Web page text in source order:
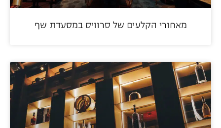
מאחורי הקלעים של סרוויס במסעדת שף